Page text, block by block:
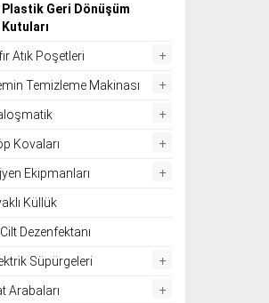
Plastik Geri Dönüşüm
Kutuları
Atık Poşetleri +
Temizleme Makinası +
+
Kovaları +
Ekipmanları +
Küllük
Dezenfektanı
Süpürgeleri +
Arabaları +